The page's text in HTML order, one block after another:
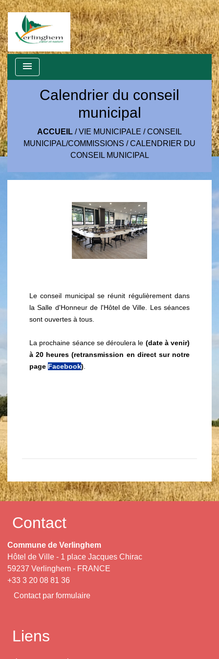
menu
Calendrier du conseil
municipal
ACCUEIL /VIE MUNICIPALE /CONSEIL
MUNICIPAL/COMMISSIONS /CALENDRIER DU
CONSEIL MUNICIPAL
Le conseil municipal se réunit régulièrement dans
la Salle d'Honneur de l'Hôtel de Ville. Les séances
sont ouvertes à tous.
La prochaine séance se déroulera le (date à venir)
à 20 heures (retransmission en direct sur notre
page Facebook)
Contact
Commune de Verlinghem
Hôtel de Ville - 1 place Jacques Chirac
59237 Verlinghem - FRANCE
+33 3 20 08 81 36
Contact par formulaire
Liens